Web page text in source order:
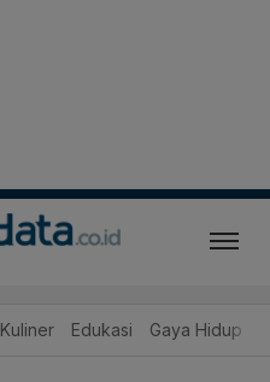
Edukasi Gaya Hidup